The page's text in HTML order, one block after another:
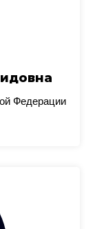
Федерации